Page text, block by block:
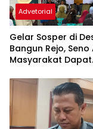
Advetorial
Gelar Sosper di
Bangun Rejo, Seno
Masyarakat Dapat